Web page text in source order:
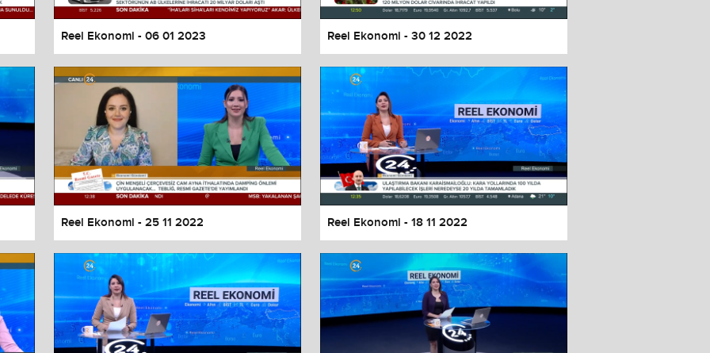
Reel Ekonomi - 06 01 2023 Reel Ekonomi - 30 12 2022
Reel Ekonomi - 25 11 2022 Reel Ekonomi - 18 11 2022